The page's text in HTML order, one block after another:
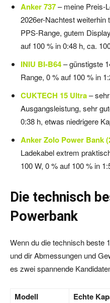
Anker 737– meine Preis-
2026er-Nachtest
PPS-Range, gutem
auf 100 % in 0:48 h, ca.
INIU BI-B64– günstigste
Range, 0 % auf 100 % in
CUKTECH 15 Ultra–
Ausgangsleistung, sehr
0:38 h, etwas niedrigere
Anker Zolo Power Bank
Ladekabel extrem
100 W, 0 % auf 100 % in
Die technisch
Powerbank
Wenn du die technisch beste
und dir Abmessungen und
es zwei spannende
Modell Echte